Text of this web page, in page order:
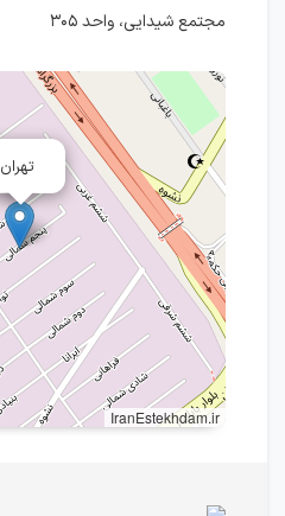
مجتمع شیدایی، واحد ۳۰۵
تهران
IranEstekhdam.ir